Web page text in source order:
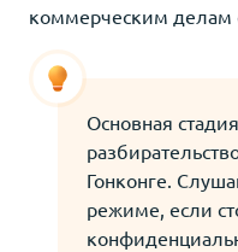
коммерческим делам
Основная
Гонконге.
режиме, если